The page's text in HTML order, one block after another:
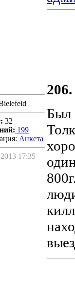
32
199
Aнкета
17:35
206.
Был